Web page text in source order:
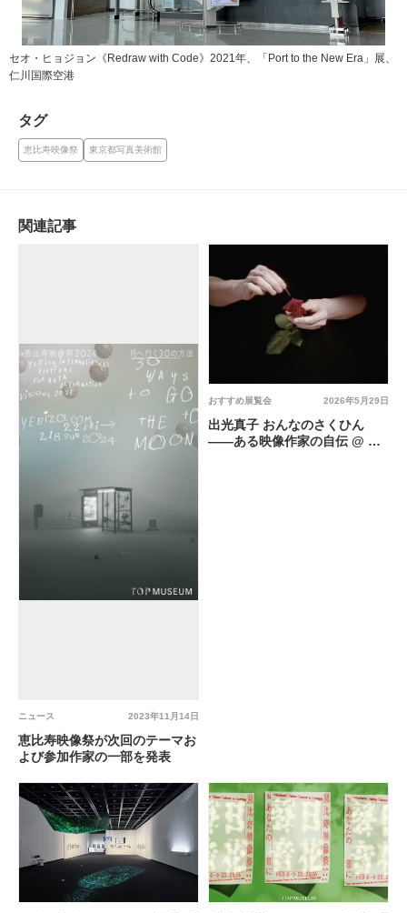
セオ・ヒョジョン《Redraw with Code》2021年、「Port to the New Era」展、
仁川国際空港
タグ
恵比寿映像祭 東京都写真美術館
関連記事
2023年11月14日
ニュース
恵比寿映像祭が次回のテーマお
よび参加作家の一部を発表
2026年5月29日
おすすめ展覧会
出光真子 おんなのさくひん
――ある映像作家の自伝 @ 東